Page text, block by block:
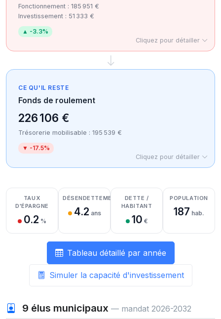
Fonctionnement : 185 951 €
Investissement : 51 333 €
▲ -3.3%
Cliquez pour détailler
CE QU'IL RESTE
Fonds de roulement
226 106 €
Trésorerie mobilisable : 195 539 €
▼ -17.5%
Cliquez pour détailler
Détail des recettes
Détail des dépenses
Détail de la trésorerie
TAUX
D'ÉPARGNE
0.2 %
DÉSENDETTEMENT
4.2 ans
DETTE /
HABITANT
10 €
POPULATION
187 hab.
Tableau détaillé par année
Simuler la capacité d'investissement
9 élus municipaux — mandat 2026-2032